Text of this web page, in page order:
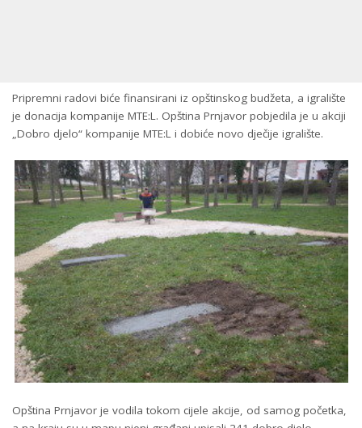
Pripremni radovi biće finansirani iz opštinskog budžeta, a igralište
je donacija kompanije MTE:L. Opština Prnjavor pobjedila je u akciji
„Dobro djelo“ kompanije MTE:L i dobiće novo dječije igralište.
Opština Prnjavor je vodila tokom cijele akcije, od samog početka,